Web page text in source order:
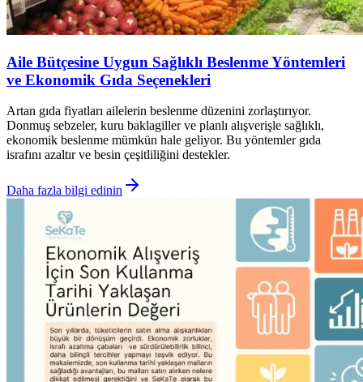
Aile Bütçesine Uygun Sağlıklı Beslenme Yöntemleri
ve Ekonomik Gıda Seçenekleri
Artan gıda fiyatları ailelerin beslenme düzenini zorlaştırıyor.
Donmuş sebzeler, kuru baklagiller ve planlı alışverişle sağlıklı,
ekonomik beslenme mümkün hale geliyor. Bu yöntemler gıda
israfını azaltır ve besin çeşitliliğini destekler.
Daha fazla bilgi edinin